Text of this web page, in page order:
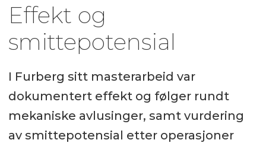
Effekt og
smittepotensial
I Furberg sitt masterarbeid var
dokumentert effekt og følger rundt
mekaniske avlusinger, samt vurdering
av smittepotensial etter operasjoner